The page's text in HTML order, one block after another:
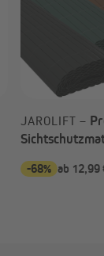
JAROLIFT –
-68% ab 12,99